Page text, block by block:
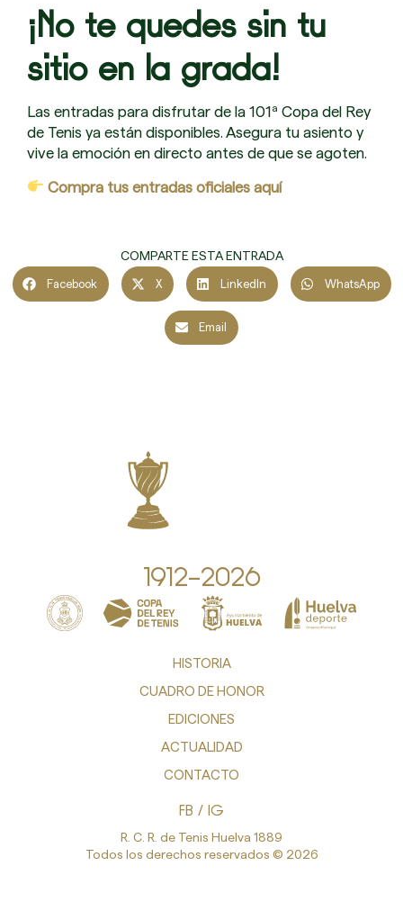
¡No te quedes sin tu
sitio en la grada!
Las entradas para disfrutar de la 101ª Copa del Rey
de Tenis ya están disponibles. Asegura tu asiento y
vive la emoción en directo antes de que se agoten.
Compra tus entradas oficiales aquí
COMPARTE ESTA ENTRADA
Facebook X LinkedIn WhatsApp
Email
1912—2026
HISTORIA
CUADRO DE HONOR
EDICIONES
ACTUALIDAD
CONTACTO
FB / IG
R. C. R. de Tenis Huelva 1889
Todos los derechos reservados © 2026